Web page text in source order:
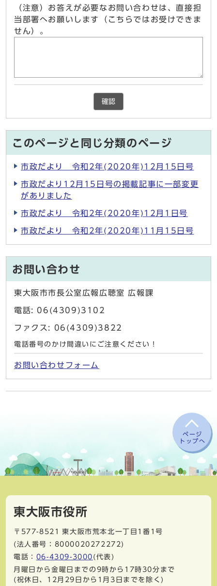
（注意）お答えが必要なお問い合わせは、直接担
当部署へお願いします（こちらではお受けできま
せん）。
確認
このページと同じ分類のページ
市政だより 令和2年(2020年)12月15日号
市政だより12月15日号の掲載記事に一部変更
がありました
市政だより 令和2年(2020年)12月1日号
市政だより 令和2年(2020年)11月15日号
お問い合わせ
東大阪市市長公室広報広聴室 広報課
電話: 06(4309)3102
ファクス: 06(4309)3822
電話番号のかけ間違いにご注意ください！
お問い合わせフォーム
ページ
トップへ
東大阪市役所
〒577-8521
東大阪市荒本北一丁目1番1号
(法人番号：8000020272272)
電話： 06-4309-3000 (代表)
月曜日から金曜日までの9時から17時30分まで
(祝休日、12月29日から1月3日までを除く)